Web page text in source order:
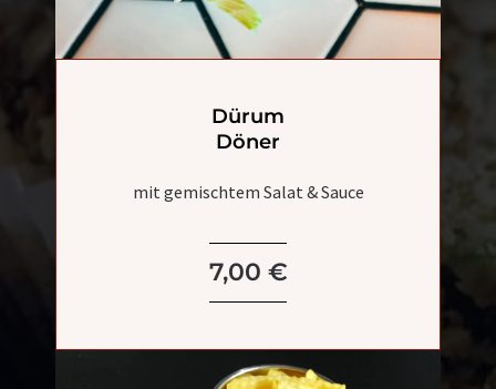
Dürum
Döner
mit gemischtem Salat & Sauce
7,00 €